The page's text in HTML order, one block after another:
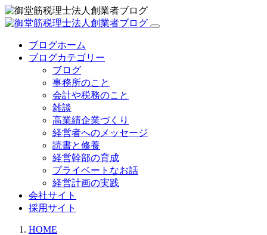
ブログホーム
ブログカテゴリー
ブログ
事務所のこと
会計や税務のこと
雑談
高業績企業づくり
経営者へのメッセージ
読書と修養
経営幹部の育成
プライベートなお話
経営計画の実践
会社サイト
採用サイト
HOME